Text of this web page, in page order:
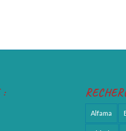
:
Alfama